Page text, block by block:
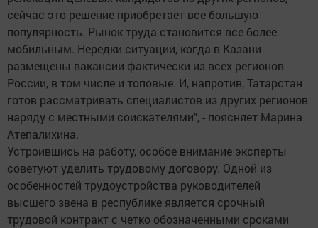
сейчас это решение приобретает все большую
популярность. Рынок труда становится все более
мобильным. Нередки ситуации, когда в Казани
размещены вакансии фактически из всех регионов
России, в том числе и топовые. И, напротив, Татарстан
готов рассматривать специалистов из других регионов
наряду с местными соискателями", - поясняет Марина
Атепалихина.
Устроившись на работу, особое внимание эксперты
советуют уделить трудовому договору. Одной из
особенностей трудоустройства руководителей
высшего звена в республике является срочный
трудовой контракт с четко обозначенными сроками